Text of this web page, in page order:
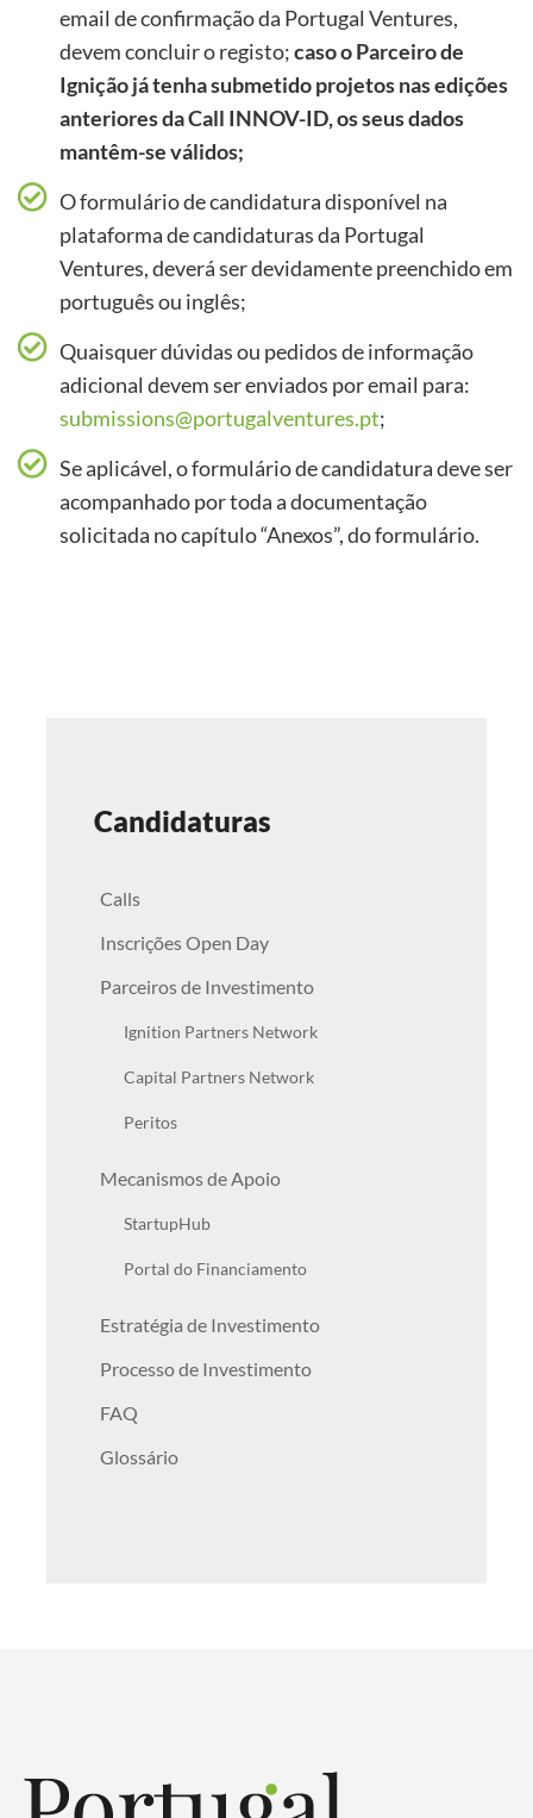
email de confirmação da Portugal Ventures,
devem concluir o registo;caso o Parceiro de
Ignição já tenha submetido projetos nas edições
anteriores da Call INNOV-ID, os seus dados
mantêm-se válidos;
O formulário de candidatura disponível na
plataforma de candidaturas da Portugal
Ventures, deverá ser devidamente preenchido em
português ou inglês;
Quaisquer dúvidas ou pedidos de informação
adicional devem ser enviados por email para:
submissions@portugalventures.pt;
Se aplicável, o formulário de candidatura deve ser
acompanhado por toda a documentação
solicitada no capítulo “Anexos”, do formulário.
Candidaturas
Calls
Inscrições Open Day
Parceiros de Investimento
Ignition Partners Network
Capital Partners Network
Peritos
Mecanismos de Apoio
StartupHub
Portal do Financiamento
Estratégia de Investimento
Processo de Investimento
FAQ
Glossário